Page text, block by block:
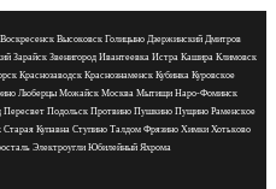
Высоковск Голицыно Дзержинский Дмитров
Зарайск Звенигород Ивантеевка Истра Кашира Климовск
Краснозаводск Краснознаменск Кубинка Куровское
Люберцы Можайск Москва Мытищи Наро-Фоминск
Подольск Протвино Пушкино Пущино Раменское
Купавна Ступино Талдом Фрязино Химки Хотьково
Электроугли Юбилейный Яхрома